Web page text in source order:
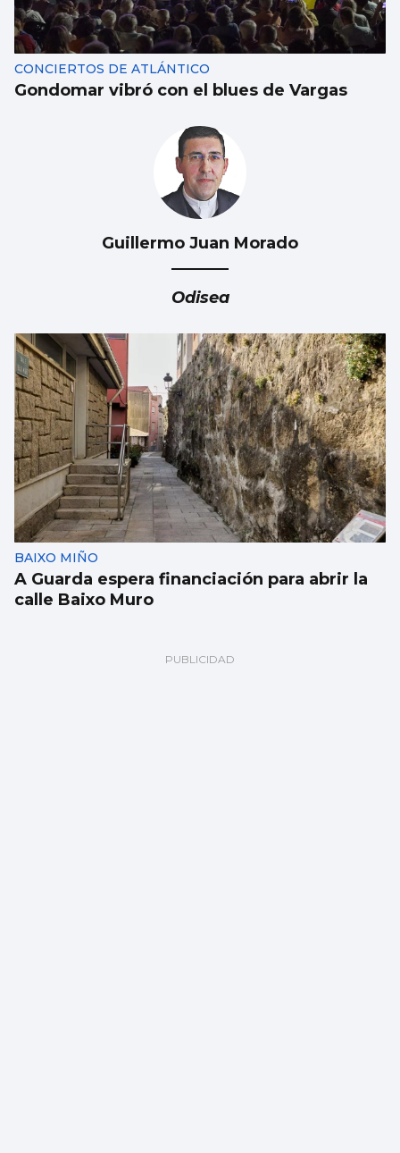
CONCIERTOS DE ATLÁNTICO
Gondomar vibró con el blues de Vargas
Guillermo Juan Morado
Odisea
BAIXO MIÑO
A Guarda espera financiación para abrir la
calle Baixo Muro